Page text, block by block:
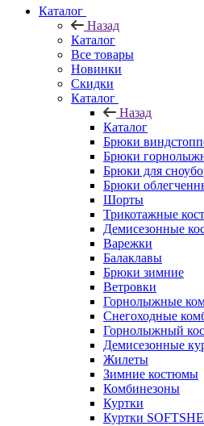
Каталог
Назад
Каталог
Все товары
Новинки
Скидки
Каталог
Назад
Каталог
Брюки
Брюки
Брюки для
Брюки
Шорты
Трикотажные
Демисезонные
Варежки
Балаклавы
Брюки зимние
Ветровки
Горнолыжные
Снегоходные
Горнолыжный
Демисезонные
Жилеты
Зимние костюмы
Комбинезоны
Куртки
Куртки